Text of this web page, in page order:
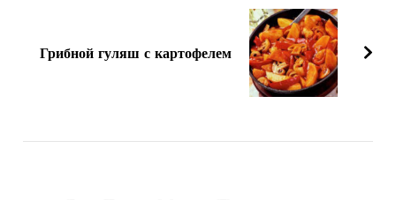
Грибной гуляш с картофелем